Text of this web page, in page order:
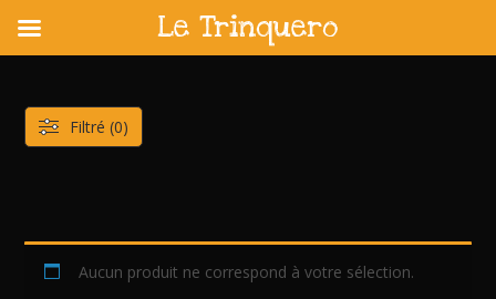
content
Aucun produit ne correspond à votre sélection.
Filtré (0)
Le Trinquero